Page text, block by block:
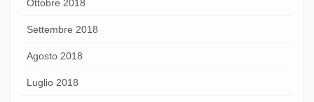
Ottobre 2018
Settembre 2018
Agosto 2018
Luglio 2018